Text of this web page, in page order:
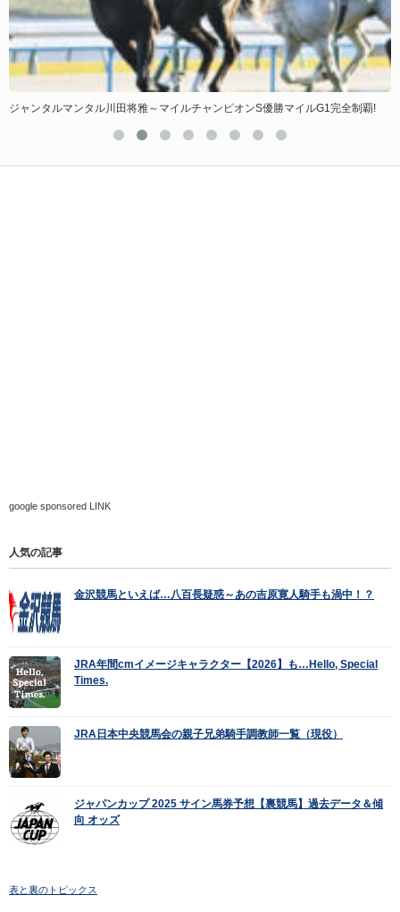
ジャンタルマンタル川田将雅～マイルチャンピオンS優勝マイルG1完全制覇!
google sponsored LINK
人気の記事
金沢競馬といえば…八百長疑惑～あの吉原寛人騎手も渦中！？
JRA年間cmイメージキャラクター【2026】も…Hello, Special
Times.
JRA日本中央競馬会の親子兄弟騎手調教師一覧（現役）
ジャパンカップ 2025 サイン馬券予想【裏競馬】過去データ＆傾
向 オッズ
表と裏のトピックス